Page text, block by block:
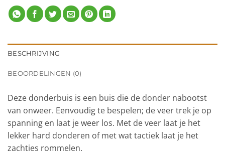
BESCHRIJVING
BEOORDELINGEN (0)
Deze donderbuis is een buis die de donder nabootst
van onweer. Eenvoudig te bespelen; de veer trek je op
spanning en laat je weer los. Met de veer laat je het
lekker hard donderen of met wat tactiek laat je het
zachtjes rommelen.